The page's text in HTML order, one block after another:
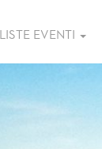
LISTE EVENTI